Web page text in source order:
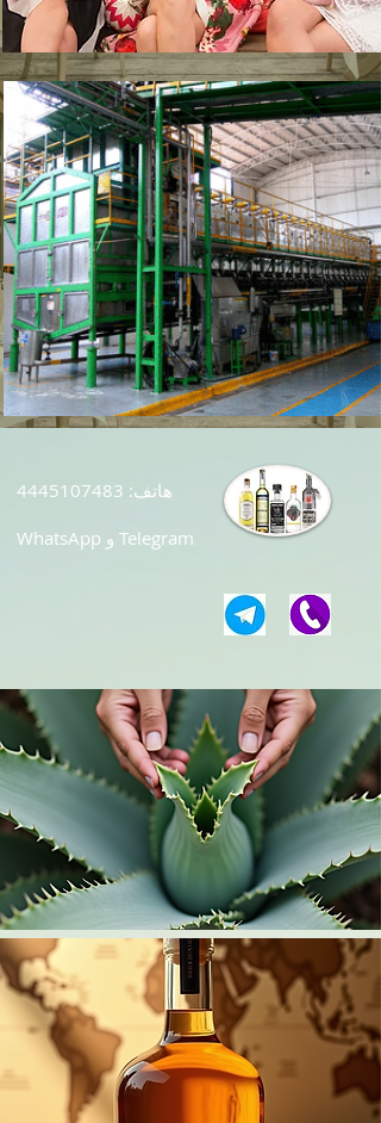
هاتف: 4445107483
WhatsApp و Telegram